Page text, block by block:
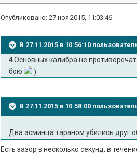
Опубликовано:27 ноя 2015, 11:03:46
В 27.11.2015 в 10:56:10
4 Основных калибра не
бою
В 27.11.2015 в 10:58:00
Два эсминца тараном убились друг
Есть зазор в несколько секунд, в